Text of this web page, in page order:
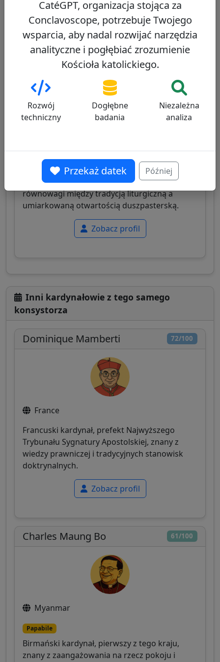
prefekt Kongregacji ds. Ewangelizacji
Narodów, znany z doświadczenia
misjonarskiego i dyplomatycznego.
Zobacz profil
47/100
Angelo De Donatis
Włoski kardynał, były wikariusz generalny
papieża dla diecezji rzymskiej, znany z
równowagi między tradycją liturgiczną a
umiarkowaną otwartością duszpasterską.
Zobacz profil
Inni kardynałowie z tego samego
konsystorza
72/100
Dominique Mamberti
France
Francuski kardynał, prefekt Najwyższego
Trybunału Sygnatury Apostolskiej, znany z
wiedzy prawniczej i tradycyjnych stanowisk
doktrynalnych.
Zobacz profil
61/100
Charles Maung Bo
Myanmar
Papabile
Birmański kardynał, pierwszy z tego kraju,
znany z zaangażowania na rzecz pokoju i
CatéGPT, organizacja stojąca za
Conclavoscope, potrzebuje Twojego
wsparcia, aby nadal rozwijać narzędzia
analityczne i pogłębiać zrozumienie
Kościoła katolickiego.
Rozwój
techniczny
Dogłębne
badania
Niezależna
analiza
Przekaż datek Później